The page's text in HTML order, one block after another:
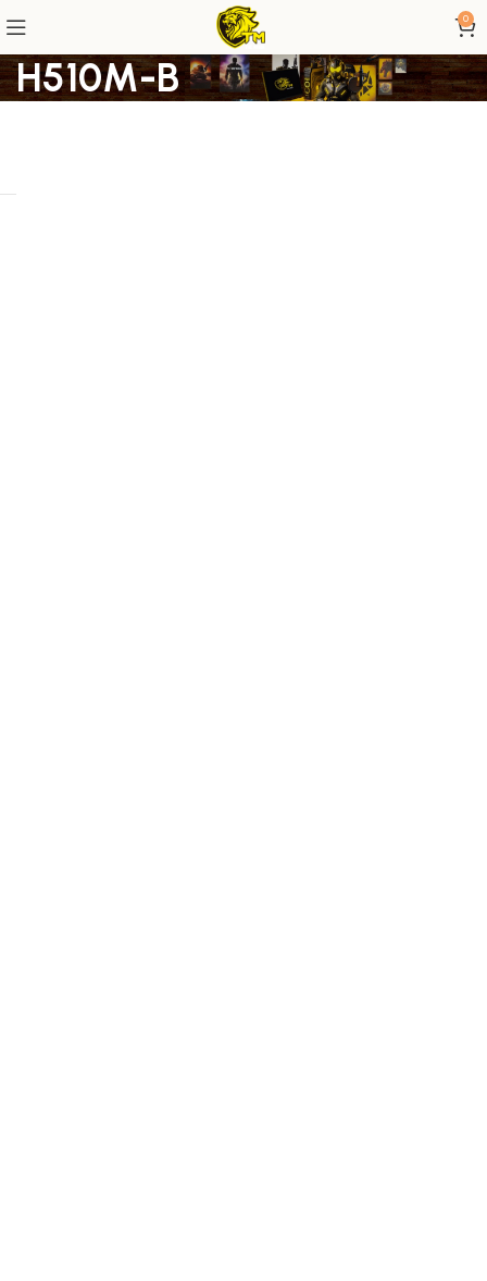
0
H510M-B